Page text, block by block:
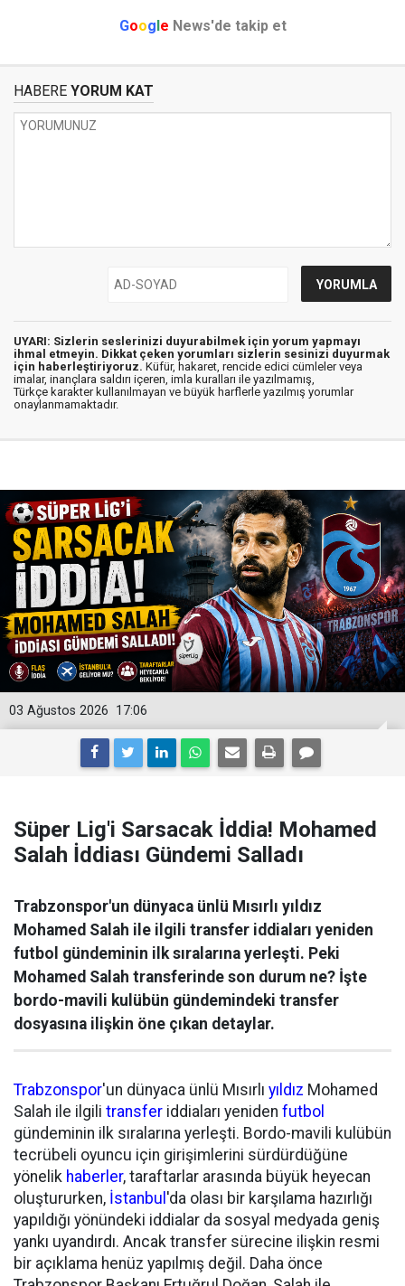
Google News'de takip et
HABERE YORUM KAT
UYARI: Sizlerin seslerinizi duyurabilmek için yorum yapmayı
ihmal etmeyin. Dikkat çeken yorumları sizlerin sesinizi duyurmak
için haberleştiriyoruz. Küfür, hakaret, rencide edici cümleler veya
imalar, inançlara saldırı içeren, imla kuralları ile yazılmamış,
Türkçe karakter kullanılmayan ve büyük harflerle yazılmış yorumlar
onaylanmamaktadır.
17:06
03 Ağustos 2026
Süper Lig'i Sarsacak İddia! Mohamed
Salah İddiası Gündemi Salladı
Trabzonspor'un dünyaca ünlü Mısırlı yıldız
Mohamed Salah ile ilgili transfer iddiaları yeniden
futbol gündeminin ilk sıralarına yerleşti. Peki
Mohamed Salah transferinde son durum ne? İşte
bordo-mavili kulübün gündemindeki transfer
dosyasına ilişkin öne çıkan detaylar.
Trabzonspor'un dünyaca ünlü Mısırlı yıldız Mohamed
Salah ile ilgili transfer iddiaları yeniden futbol
gündeminin ilk sıralarına yerleşti. Bordo-mavili kulübün
tecrübeli oyuncu için girişimlerini sürdürdüğüne
yönelik haberler, taraftarlar arasında büyük heyecan
oluştururken, İstanbul 'da olası bir karşılama hazırlığı
yapıldığı yönündeki iddialar da sosyal medyada geniş
yankı uyandırdı. Ancak transfer sürecine ilişkin resmi
bir açıklama henüz yapılmış değil. Daha önce